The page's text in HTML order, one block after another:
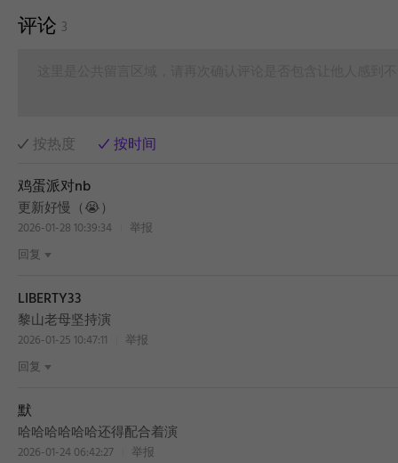
评论 3
按热度
按时间
鸡蛋派对nb
更新好慢（😭）
2026-01-28 10:39:34
举报
回复
LIBERTY33
黎山老母坚持演
2026-01-25 10:47:11
举报
回复
默
哈哈哈哈哈哈还得配合着演
2026-01-24 06:42:27
举报